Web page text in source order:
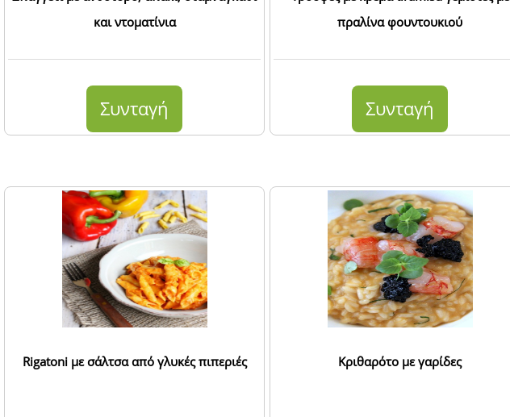
και ντοματίνια
Συνταγή
πραλίνα φουντουκιού
Συνταγή
Rigatoni με σάλτσα από γλυκές πιπεριές Κριθαρότο με γαρίδες